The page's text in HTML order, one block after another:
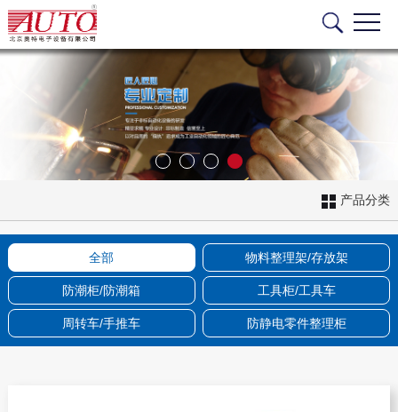
产品分类
全部 物料整理架/存放架
防潮柜/防潮箱 工具柜/工具车
周转车/手推车 防静电零件整理柜